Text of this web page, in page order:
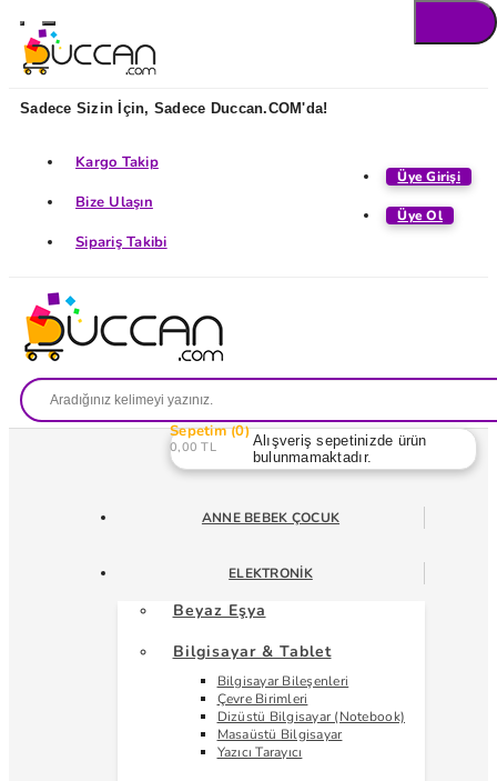
Sadece Sizin İçin, Sadece Duccan.COM'da!
Üye Girişi
Üye Ol
Kargo Takip
Bize Ulaşın
Sipariş Takibi
Sepetim 0
0,00 TL
Alışveriş sepetinizde ürün
bulunmamaktadır.
ANNE BEBEK ÇOCUK
ELEKTRONIK
Beyaz Eşya
Bilgisayar & Tablet
Bilgisayar Bileşenleri
Çevre Birimleri
Dizüstü Bilgisayar (Notebook)
Masaüstü Bilgisayar
Yazıcı Tarayıcı